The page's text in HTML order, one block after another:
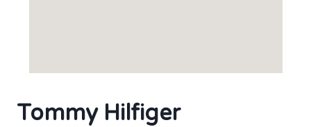
Tommy Hilfiger